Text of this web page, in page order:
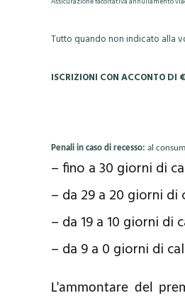
Tutto quando non indicato alla
ISCRIZIONI CON ACCONTO DI
Penali in caso di recesso: al
– fino a 30 giorni di
– da 29 a 20 giorni
– da 19 a 10 giorni
– da 9 a 0 giorni di
L’ammontare del